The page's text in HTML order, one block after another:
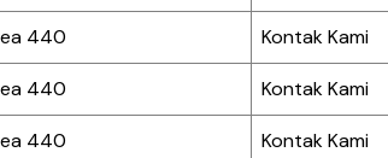
440 Kontak Kami
440 Kontak Kami
440 Kontak Kami